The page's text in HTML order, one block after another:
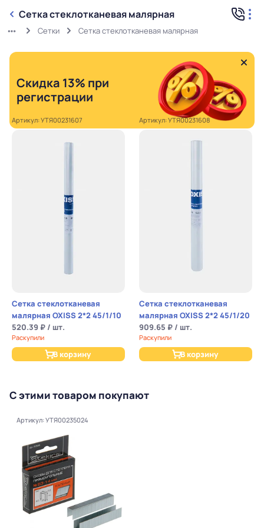
Сетка стеклотканевая малярная
Сетки Сетка стеклотканевая малярная
Скидка 13% при
регистрации
Артикул: УТЯ00231607
Сетка стеклотканевая
малярная OXISS 2*2 45/1/10
520.39 ₽ / шт.
Раскупили
В корзину
Артикул: УТЯ00231608
Сетка стеклотканевая
малярная OXISS 2*2 45/1/20
909.65 ₽ / шт.
Раскупили
В корзину
С этими товаром покупают
Артикул: УТЯ00235024